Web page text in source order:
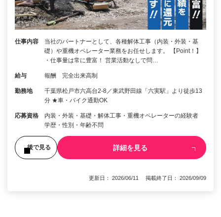
仕事内容
当社のパートナーとして、各種解体工事（内装・外装・基
礎）や重機オペレーター業務をお任せします。 【Point！】
・仕事量は常に豊富！ 営業活動なしで問…
給与 報酬 完全出来高制
勤務地
千葉県松戸市六高台2-8／東武野田線「六実駅」より徒歩13
分 ★車・バイク通勤OK
応募資格
内装・外装・基礎・解体工事・重機オペレーターの経験者
学歴・性別・年齢不問
後で見る 詳細を見る
更新日： 2026/06/11 掲載終了日： 2026/09/09